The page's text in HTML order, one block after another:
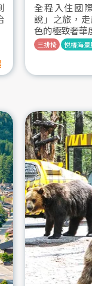
全程入住國
說」之旅，
色的極致奢華
三排椅 悦椿海景